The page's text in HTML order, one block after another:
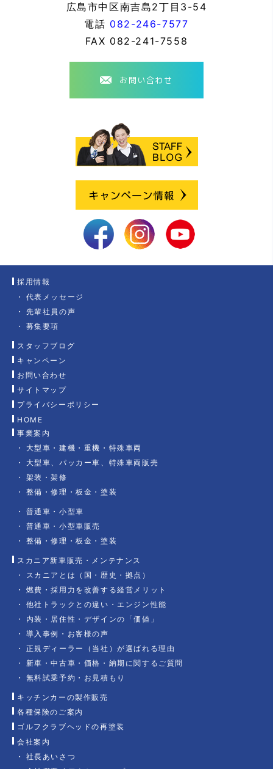
広島市中区南吉島2丁目3-54
電話 082-246-7577
FAX 082-241-7558
お問い合わせ
HOME
事業案内
大型車・建機・重機・特殊車両
大型車、パッカー車、特殊車両販売
架装・架修
整備・修理・板金・塗装
普通車・小型車
普通車・小型車販売
整備・修理・板金・塗装
スカニア新車販売・メンテナンス
スカニアとは（国・歴史・拠点）
燃費・採用力を改善する経営メリット
他社トラックとの違い・エンジン性能
内装・居住性・デザインの「価値」
導入事例・お客様の声
正規ディーラー（当社）が選ばれる理由
新車・中古車・価格・納期に関するご質問
無料試乗予約・お見積もり
キッチンカーの製作販売
各種保険のご案内
ゴルフクラブヘッドの再塗装
会社案内
社長あいさつ
採用情報
代表メッセージ
先輩社員の声
募集要項
スタッフブログ
キャンペーン
お問い合わせ
サイトマップ
プライバシーポリシー